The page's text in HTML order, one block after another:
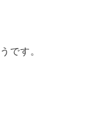
です。